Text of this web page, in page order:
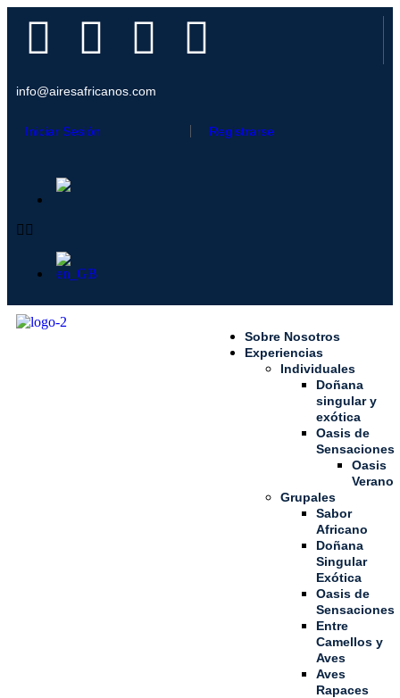
info@airesafricanos.com
Iniciar Sesión Registrarse
Sobre Nosotros
Experiencias
Individuales
Doñana
singular y
exótica
Oasis de
Sensaciones
Oasis
Verano
Grupales
Sabor
Africano
Doñana
Singular
Exótica
Oasis de
Sensaciones
Entre
Camellos y
Aves
Aves
Rapaces